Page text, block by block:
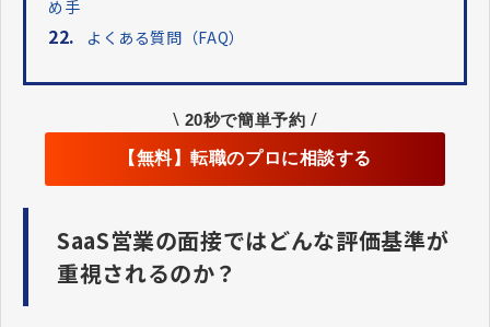
め手
22. よくある質問（FAQ）
\ 20秒で簡単予約 /
【無料】転職のプロに相談する
SaaS営業の面接ではどんな評価基準が
重視されるのか？